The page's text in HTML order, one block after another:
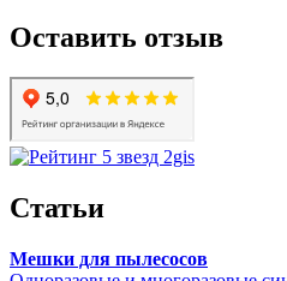
Оставить отзыв
Статьи
Мешки для пылесосов